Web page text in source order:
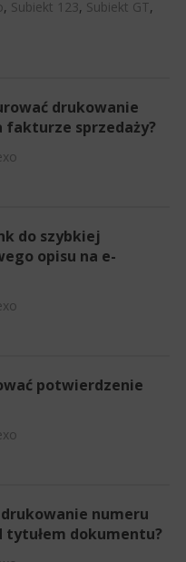
, Subiekt 123, Subiekt GT,
drukowanie
fakturze sprzedaży?
do szybkiej
opisu na e-
potwierdzenie
drukowanie numeru
tytułem dokumentu?